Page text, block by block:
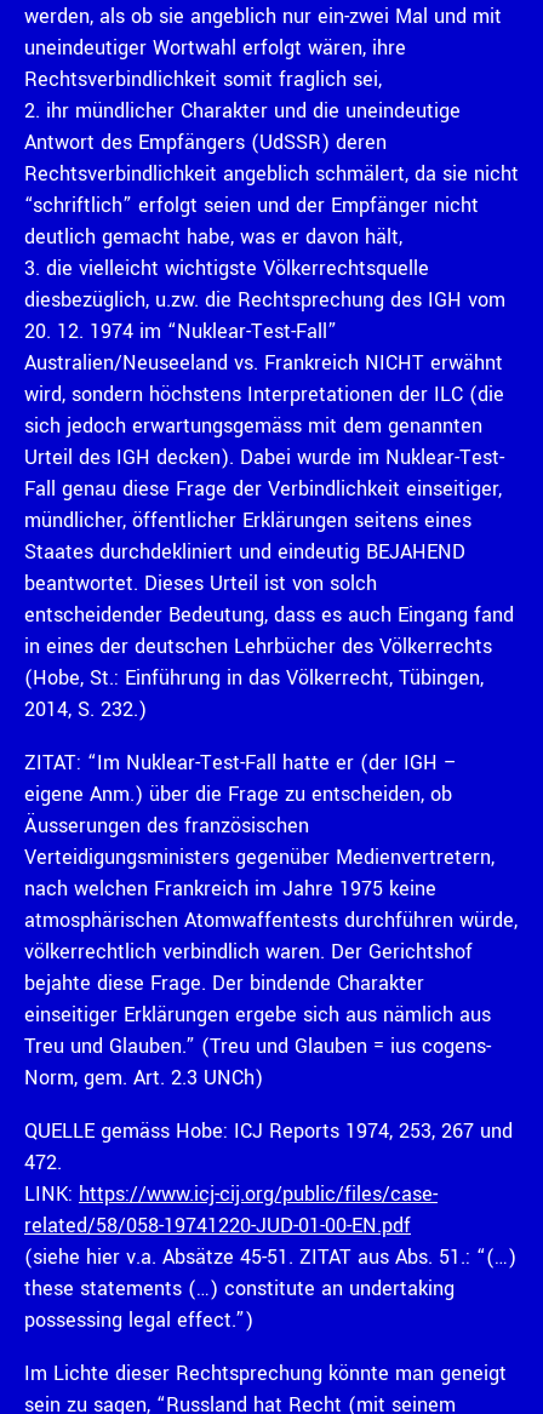
werden, als ob sie angeblich nur ein-zwei Mal und mit
uneindeutiger Wortwahl erfolgt wären, ihre
Rechtsverbindlichkeit somit fraglich sei,
2. ihr mündlicher Charakter und die uneindeutige
Antwort des Empfängers (UdSSR) deren
Rechtsverbindlichkeit angeblich schmälert, da sie nicht
“schriftlich” erfolgt seien und der Empfänger nicht
deutlich gemacht habe, was er davon hält,
3. die vielleicht wichtigste Völkerrechtsquelle
diesbezüglich, u.zw. die Rechtsprechung des IGH vom
20. 12. 1974 im “Nuklear-Test-Fall”
Australien/Neuseeland vs. Frankreich NICHT erwähnt
wird, sondern höchstens Interpretationen der ILC (die
sich jedoch erwartungsgemäss mit dem genannten
Urteil des IGH decken). Dabei wurde im Nuklear-Test-
Fall genau diese Frage der Verbindlichkeit einseitiger,
mündlicher, öffentlicher Erklärungen seitens eines
Staates durchdekliniert und eindeutig BEJAHEND
beantwortet. Dieses Urteil ist von solch
entscheidender Bedeutung, dass es auch Eingang fand
in eines der deutschen Lehrbücher des Völkerrechts
(Hobe, St.: Einführung in das Völkerrecht, Tübingen,
2014, S. 232.)
ZITAT: “Im Nuklear-Test-Fall hatte er (der IGH –
eigene Anm.) über die Frage zu entscheiden, ob
Äusserungen des französischen
Verteidigungsministers gegenüber Medienvertretern,
nach welchen Frankreich im Jahre 1975 keine
atmosphärischen Atomwaffentests durchführen würde,
völkerrechtlich verbindlich waren. Der Gerichtshof
bejahte diese Frage. Der bindende Charakter
einseitiger Erklärungen ergebe sich aus nämlich aus
Treu und Glauben.” (Treu und Glauben = ius cogens-
Norm, gem. Art. 2.3 UNCh)
QUELLE gemäss Hobe: ICJ Reports 1974, 253, 267 und
472.
LINK: https://www.icj-cij.org/public/files/case-
related/58/058-19741220-JUD-01-00-EN.pdf
(siehe hier v.a. Absätze 45-51. ZITAT aus Abs. 51.: “(…)
these statements (…) constitute an undertaking
possessing legal effect.”)
Im Lichte dieser Rechtsprechung könnte man geneigt
sein zu sagen, “Russland hat Recht (mit seinem